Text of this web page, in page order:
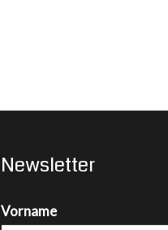
Newsletter
Vorname